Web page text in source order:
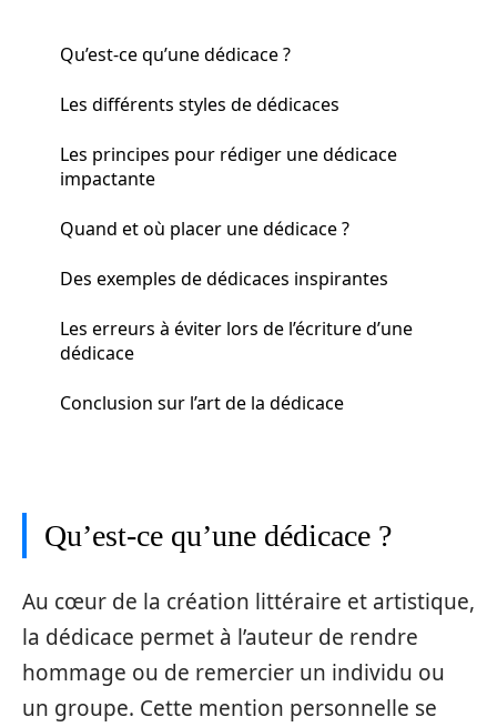
Qu’est-ce qu’une dédicace ?
Les différents styles de dédicaces
Les principes pour rédiger une dédicace
impactante
Quand et où placer une dédicace ?
Des exemples de dédicaces inspirantes
Les erreurs à éviter lors de l’écriture d’une
dédicace
Conclusion sur l’art de la dédicace
Qu’est-ce qu’une dédicace ?
Au cœur de la création littéraire et artistique,
la dédicace permet à l’auteur de rendre
hommage ou de remercier un individu ou
un groupe. Cette mention personnelle se